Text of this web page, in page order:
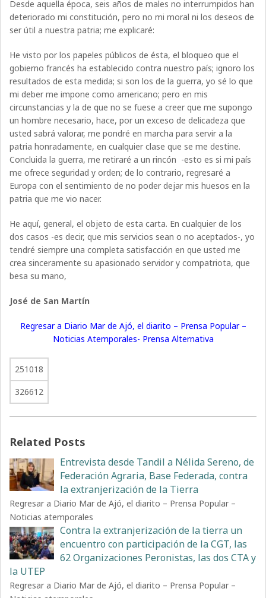
Desde aquella época, seis años de males no interrumpidos han
deteriorado mi constitución, pero no mi moral ni los deseos de
ser útil a nuestra patria; me explicaré:
He visto por los papeles públicos de ésta, el bloqueo que el
gobierno francés ha establecido contra nuestro país; ignoro los
resultados de esta medida; si son los de la guerra, yo sé lo que
mi deber me impone como americano; pero en mis
circunstancias y la de que no se fuese a creer que me supongo
un hombre necesario, hace, por un exceso de delicadeza que
usted sabrá valorar, me pondré en marcha para servir a la
patria honradamente, en cualquier clase que se me destine.
Concluida la guerra, me retiraré a un rincón -esto es si mi país
me ofrece seguridad y orden; de lo contrario, regresaré a
Europa con el sentimiento de no poder dejar mis huesos en la
patria que me vio nacer.
He aquí, general, el objeto de esta carta. En cualquier de los
dos casos -es decir, que mis servicios sean o no aceptados-, yo
tendré siempre una completa satisfacción en que usted me
crea sinceramente su apasionado servidor y compatriota, que
besa su mano,
José de San Martín
Regresar a Diario Mar de Ajó, el diarito – Prensa Popular –
Noticias Atemporales- Prensa Alternativa
251018
326612
Related Posts
Entrevista desde Tandil a Nélida Sereno, de
Federación Agraria, Base Federada, contra
la extranjerización de la Tierra
Regresar a Diario Mar de Ajó, el diarito – Prensa Popular –
Noticias atemporales
Contra la extranjerización de la tierra un
encuentro con participación de la CGT, las
62 Organizaciones Peronistas, las dos CTA y
la UTEP
Regresar a Diario Mar de Ajó, el diarito – Prensa Popular –